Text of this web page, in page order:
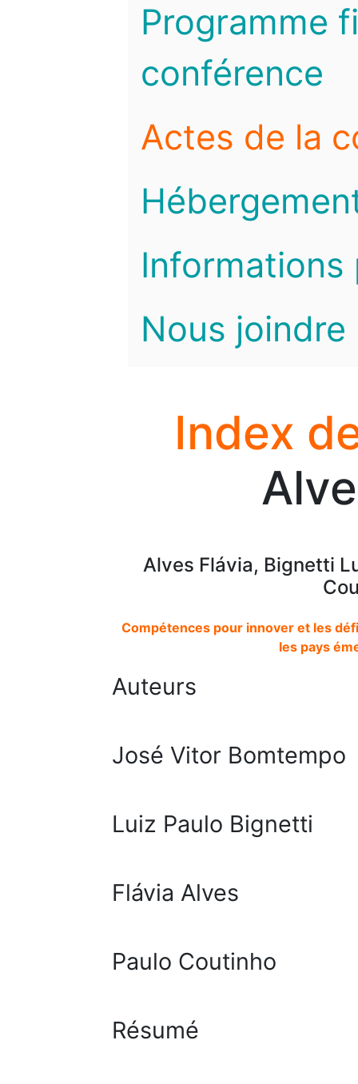
Programme
conférence
Actes de la
Informations
Nous joindre
Index
Alves Flávia, Bignetti
Compétences pour innover et les
les pays
Auteurs
José Vitor Bomtempo
Luiz Paulo Bignetti
Flávia Alves
Paulo Coutinho
Résumé